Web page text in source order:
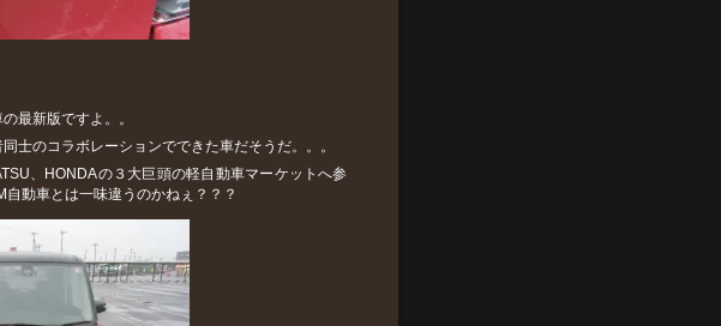
最新版ですよ。。
士のコラボレーションでできた車だそうだ。。。
、HONDAの３大巨頭の軽自動車マーケットへ参
動車とは一味違うのかねぇ？？？